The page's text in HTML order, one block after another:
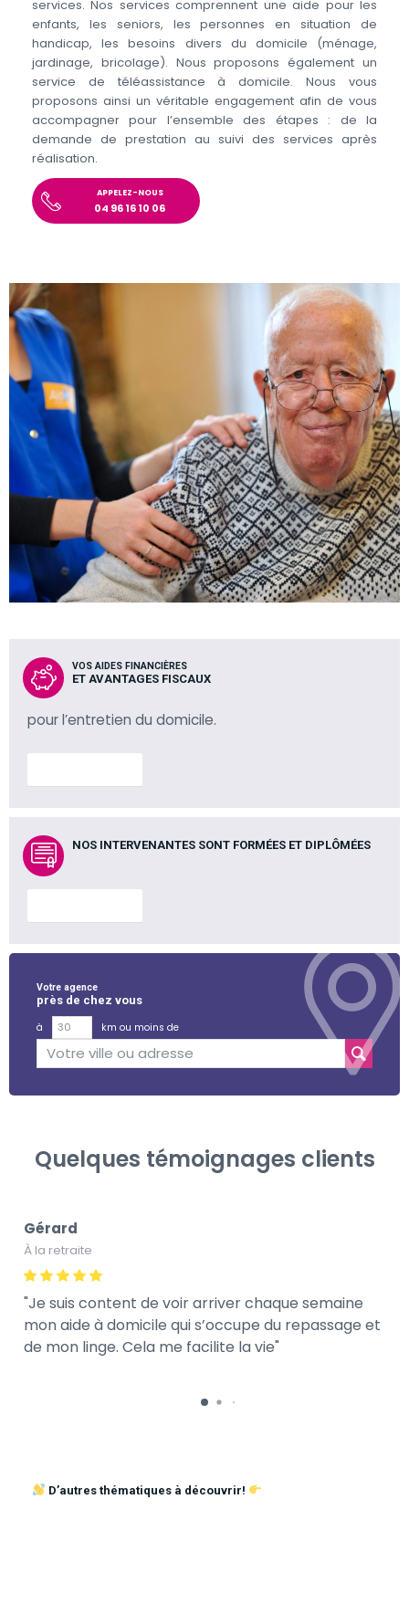
services. Nos services comprennent une aide pour les
enfants, les seniors, les personnes en situation de
handicap, les besoins divers du domicile (ménage,
jardinage, bricolage). Nous proposons également un
service de téléassistance à domicile. Nous vous
proposons ainsi un véritable engagement afin de vous
accompagner pour l’ensemble des étapes : de la
demande de prestation au suivi des services après
réalisation.
APPELEZ-NOUS
04 96 16 10 06
VOS AIDES FINANCIÈRES
ET AVANTAGES FISCAUX
pour l’entretien du domicile.
NOS INTERVENANTES SONT FORMÉES ET DIPLÔMÉES
Votre agence
près de chez vous
à
km ou moins de
Quelques témoignages clients
Gérard
À la retraite
Je suis content de voir arriver chaque semaine
mon aide à domicile qui s’occupe du repassage et
de mon linge. Cela me facilite la vie
D’autres thématiques à découvrir!